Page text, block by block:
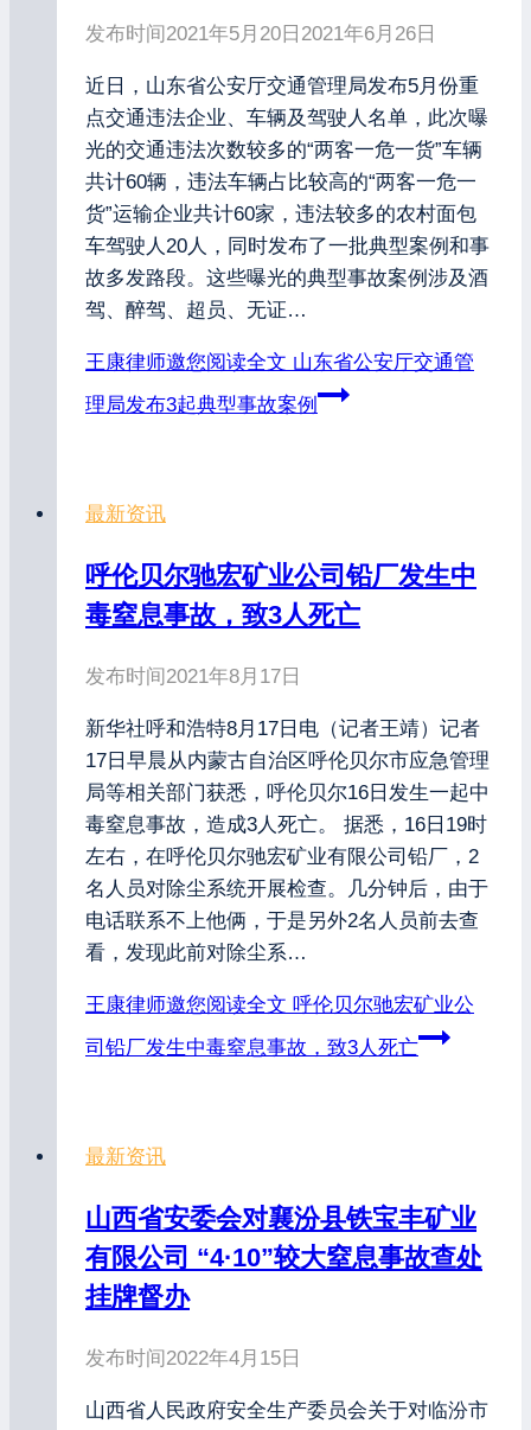
发布时间2021年5月20日 2021年6月26日
近日，山东省公安厅交通管理局发布5月份重
点交通违法企业、车辆及驾驶人名单，此次曝
光的交通违法次数较多的“两客一危一货”车辆
共计60辆，违法车辆占比较高的“两客一危一
货”运输企业共计60家，违法较多的农村面包
车驾驶人20人，同时发布了一批典型案例和事
故多发路段。这些曝光的典型事故案例涉及酒
驾、醉驾、超员、无证…
王康律师邀您阅读全文 山东省公安厅交通管
理局发布3起典型事故案例
最新资讯
呼伦贝尔驰宏矿业公司铅厂发生中
毒窒息事故，致3人死亡
发布时间2021年8月17日
新华社呼和浩特8月17日电（记者王靖）记者
17日早晨从内蒙古自治区呼伦贝尔市应急管理
局等相关部门获悉，呼伦贝尔16日发生一起中
毒窒息事故，造成3人死亡。 据悉，16日19时
左右，在呼伦贝尔驰宏矿业有限公司铅厂，2
名人员对除尘系统开展检查。几分钟后，由于
电话联系不上他俩，于是另外2名人员前去查
看，发现此前对除尘系…
王康律师邀您阅读全文 呼伦贝尔驰宏矿业公
司铅厂发生中毒窒息事故，致3人死亡
最新资讯
山西省安委会对襄汾县铁宝丰矿业
有限公司 “4·10”较大窒息事故查处
挂牌督办
发布时间2022年4月15日
山西省人民政府安全生产委员会关于对临汾市